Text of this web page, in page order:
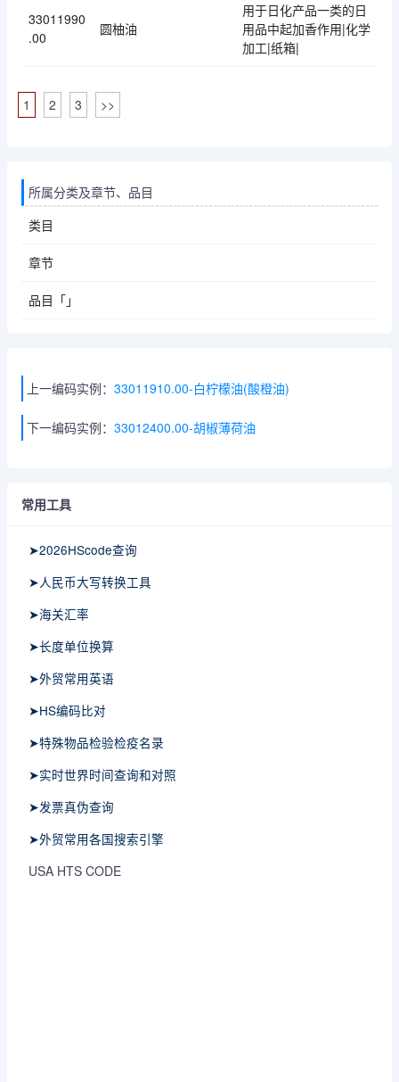
33011990
.00
圆柚油
用于日化产品一类的日
用品中起加香作用|化学
加工|纸箱|
1 2 3 >>
所属分类及章节、品目
类目
章节
品目「」
上一编码实例： 33011910.00-白柠檬油(酸橙油)
下一编码实例： 33012400.00-胡椒薄荷油
常用工具
➤2026HScode查询
➤人民币大写转换工具
➤海关汇率
➤长度单位换算
➤外贸常用英语
➤HS编码比对
➤特殊物品检验检疫名录
➤实时世界时间查询和对照
➤发票真伪查询
➤外贸常用各国搜索引擎
USA HTS CODE